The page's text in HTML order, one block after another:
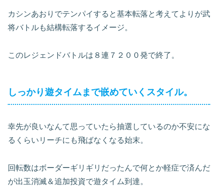
カシンあおりでテンパイすると基本転落と考えてよりが武
将バトルも結構転落するイメージ。
このレジェンドバトルは８連７２００発で終了。
しっかり遊タイムまで嵌めていくスタイル。
幸先が良いなんて思っていたら抽選しているのか不安にな
るくらいリーチにも飛ばなくなる始末。
回転数はボーダーギリギリだったんで何とか軽症で済んだ
が出玉消滅＆追加投資で遊タイム到達。